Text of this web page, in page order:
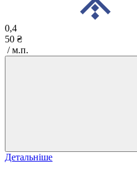
0,4
50 ₴
/ м.п.
Детальніше